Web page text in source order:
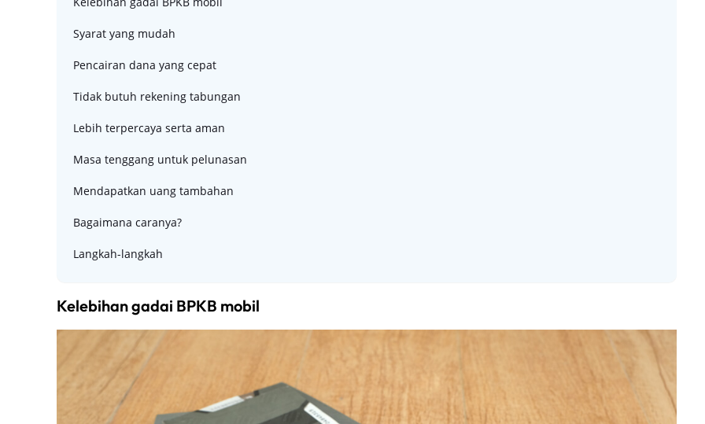
Syarat yang mudah
Pencairan dana yang cepat
Tidak butuh rekening tabungan
Lebih terpercaya serta aman
Masa tenggang untuk pelunasan
Mendapatkan uang tambahan
Bagaimana caranya?
Langkah-langkah
Kelebihan gadai BPKB mobil